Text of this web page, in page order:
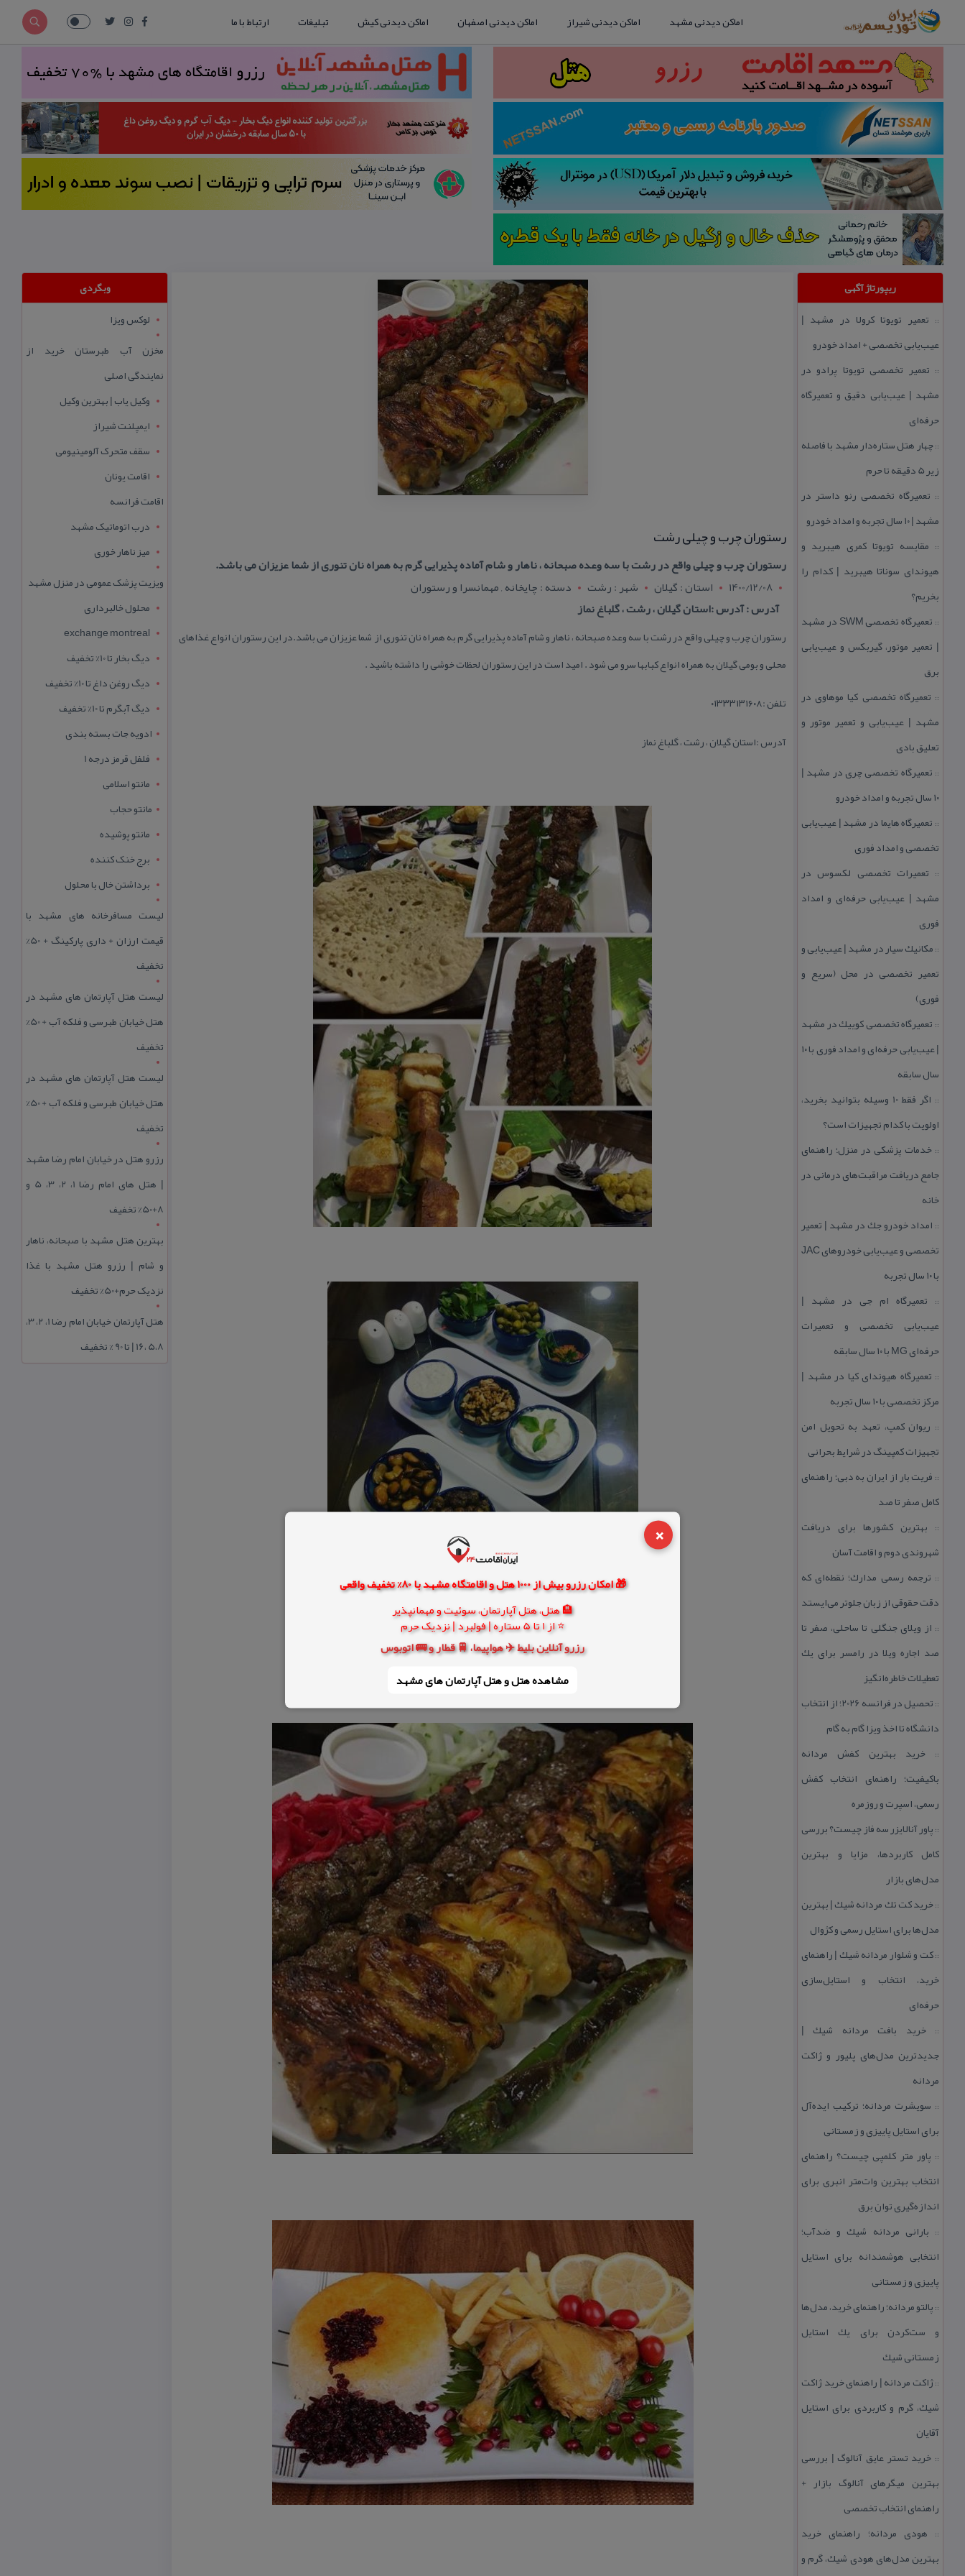
×
🎁 امکان رزرو بیش از 1000 هتل و اقامتگاه مشهد با 80% تخفیف واقعی
🏨 هتل، هتل آپارتمان، سوئیت و مهمانپذیر
⭐ از 1 تا 5 ستاره | فولبرد | نزدیک حرم
رزرو آنلاین بلیط ✈️ هواپیما، 🚆 قطار و 🚌 اتوبوس
مشاهده هتل و هتل‌ آپارتمان های مشهد
اماکن دیدنی مشهد اماکن دیدنی شیراز اماکن دیدنی اصفهان اماکن دیدنی کیش تبلیغات ارتباط با ما
ریپورتاژ آگهی
:: تعمیر تویوتا كرولا در مشهد |
عیب‌یابی تخصصی + امداد خودرو
:: تعمیر تخصصی تویوتا پرادو در
مشهد | عیب‌یابی دقیق و تعمیرگاه
حرفه‌ای
::چهار هتل‌ ستاره‌دار مشهد با فاصله
زیر 5 دقیقه تا حرم
:: تعمیرگاه تخصصی رنو داستر در
مشهد | ۱۰ سال تجربه و امداد خودرو
:: مقایسه تویوتا كمری هیبرید و
هیوندای سوناتا هیبرید | كدام را
بخریم؟
::
تعمیرگاه تخصصی SWM در مشهد
| تعمیر موتور، گیربكس و عیب‌یابی
برق
:: تعمیرگاه تخصصی كیا موهاوی در
مشهد | عیب‌یابی و تعمیر موتور و
تعلیق بادی
:: تعمیرگاه تخصصی چری در مشهد |
۱۰ سال تجربه و امداد خودرو
:: تعمیرگاه هایما در مشهد | عیب‌یابی
تخصصی و امداد فوری
:: تعمیرات تخصصی لكسوس در
مشهد | عیب‌یابی حرفه‌ای و امداد
فوری
:: مكانیك سیار در مشهد | عیب‌یابی و
تعمیر تخصصی در محل (سریع و
فوری)
:: تعمیرگاه تخصصی كوییك در مشهد
| عیب‌یابی حرفه‌ای و امداد فوری با ۱۰
سال سابقه
::
اگر فقط 10 وسیله بتوانید بخرید،
اولویت با كدام تجهیزات است؟
:: خدمات پزشكی در منزل؛ راهنمای
جامع دریافت مراقبت‌های درمانی در
خانه
:: امداد خودرو جك در مشهد | تعمیر
تخصصی و عیب‌یابی خودروهای JAC
با ۱۰ سال تجربه
:: تعمیرگاه ام جی در مشهد |
عیب‌یابی تخصصی و تعمیرات
حرفه‌ای MG با ۱۰ سال سابقه
:: تعمیرگاه هیوندای كیا در مشهد |
مركز تخصصی با ۱۰ سال تجربه
:: ریوان كمپ، تعهد به تحویل امن
تجهیزات كمپینگ در شرایط بحرانی
:: فریت بار از ایران به دبی؛ راهنمای
كامل صفر تا صد
:: بهترین كشورها برای دریافت
شهروندی دوم و اقامت آسان
:: ترجمه رسمی مدارك؛ نقطه‌ای كه
دقت حقوقی از زبان جلوتر می‌ایستد
:: از ویلای جنگلی تا ساحلی، صفر تا
صد اجاره ویلا در رامسر برای یك
تعطیلات خاطره‌انگیز
::
تحصیل در فرانسه 2026؛ از انتخاب
دانشگاه تا اخذ ویزا گام به گام
::خرید بهترین كفش مردانه
باكیفیت؛ راهنمای انتخاب كفش
رسمی، اسپرت و روزمره
:: پاور آنالایزر سه فاز چیست؟ بررسی
كامل كاربردها، مزایا و بهترین
مدل‌های بازار
::خرید كت تك مردانه شیك | بهترین
مدل‌ها برای استایل رسمی و كژوال
::كت و شلوار مردانه شیك | راهنمای
خرید، انتخاب و استایل‌سازی
حرفه‌ای
::خرید بافت مردانه شیك |
جدیدترین مدل‌های پلیور و ژاكت
مردانه
:: سویشرت مردانه؛ تركیب ایده‌آل
برای استایل پاییزی و زمستانی
:: پاور متر كلمپی چیست؟ راهنمای
انتخاب بهترین وات‌متر انبری برای
اندازه‌گیری توان برق
:: بارانی مردانه شیك و ضدآب؛
انتخابی هوشمندانه برای استایل
پاییزی و زمستانی
:: پالتو مردانه؛ راهنمای خرید، مدل‌ها
و ست‌كردن برای یك استایل
زمستانی شیك
::ژاكت مردانه | راهنمای خرید ژاكت
شیك، گرم و كاربردی برای استایل
آقایان
:: خرید تستر عایق آنالوگ | بررسی
بهترین میگرهای آنالوگ بازار +
راهنمای انتخاب تخصصی
:: هودی مردانه؛ راهنمای خرید
بهترین مدل‌های هودی شیك، گرم و
رستوران چرب و چیلی رشت
رستوران چرب و چیلی واقع در رشت با سه وعده صبحانه ، ناهار و شام آماده پذیرایی گرم به همراه نان تنوری از شما عزیزان می باشد.
1400/12/08
استان : گيلان شهر : رشت
دسته : چایخانه , مهمانسرا و رستوران
آدرس : آدرس :استان گیلان ، رشت ، گلباغ نماز
رستوران چرب و چیلی واقع در رشت با سه وعده صبحانه ، ناهار و شام آماده پذیرایی گرم به همراه نان تنوری از شما عزیزان می باشد.در این رستوران انواع غذاهای
محلی و بومی گیلان به همراه انواع كبابها سرو می شود . امید است در این رستوران لحظات خوشی را داشته باشید .
تلفن :۰۱۳۳۳۱۳۱۶۰۸
آدرس :استان گیلان ، رشت ، گلباغ نماز
وبگردی
لوکس ویزا
مخزن آب طبرستان خرید از
نمایندگی اصلی
وکیل یاب | بهترین وکیل
ایمپلنت شیراز
سقف متحرک آلومینیومی
اقامت یونان
اقامت فرانسه
درب اتوماتیک مشهد
میز ناهار خوری
ویزیت پزشک عمومی در منزل مشهد
محلول خالبرداری
exchange montreal
دیگ بخار تا 10% تخفیف
دیگ روغن داغ تا 10% تخفیف
دیگ آبگرم تا 10% تخفیف
ادویه جات بسته بندی
فلفل قرمز درجه 1
مانتو اسلامی
مانتو حجاب
مانتو پوشیده
برج خنک کننده
برداشتن خال با محلول
لیست مسافرخانه های مشهد با
قیمت ارزان + داری پارکینگ + 50%
تخفیف
لیست هتل آپارتمان های مشهد در
هتل خیابان طبرسی و فلکه آب + 50%
تخفیف
لیست هتل آپارتمان های مشهد در
هتل خیابان طبرسی و فلکه آب + 50%
تخفیف
رزرو هتل در خیابان امام رضا مشهد
| هتل‌ های امام رضا 1، 2، 3، 5 و
8+50% تخفیف
بهترین هتل مشهد با صبحانه، ناهار
و شام | رزرو هتل مشهد با غذا
نزدیک حرم+50% تخفیف
هتل آپارتمان خیابان امام رضا 1، 2، 3،
5،8 ،16 | تا 90 % تخفیف